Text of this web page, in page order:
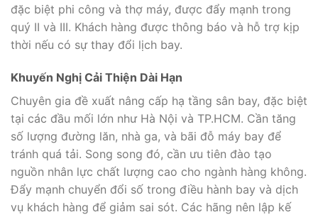
đặc biệt phi công và thợ máy, được đẩy mạnh trong
quý II và III. Khách hàng được thông báo và hỗ trợ kịp
thời nếu có sự thay đổi lịch bay.
Khuyến Nghị Cải Thiện Dài Hạn
Chuyên gia đề xuất nâng cấp hạ tầng sân bay, đặc biệt
tại các đầu mối lớn như Hà Nội và TP.HCM. Cần tăng
số lượng đường lăn, nhà ga, và bãi đỗ máy bay để
tránh quá tải. Song song đó, cần ưu tiên đào tạo
nguồn nhân lực chất lượng cao cho ngành hàng không.
Đẩy mạnh chuyển đổi số trong điều hành bay và dịch
vụ khách hàng để giảm sai sót. Các hãng nên lập kế